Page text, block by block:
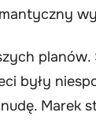
były
Marek